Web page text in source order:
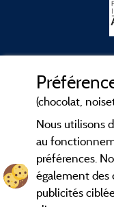
Les meilleurs
(chocolat,
Nous utilisons
au
préférences.
également des
publicités